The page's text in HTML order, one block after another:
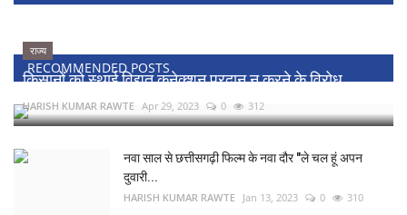
RECOMMENDED POSTS
राज्य
किसानों को स्थाई विद्युत कनेक्शन प्रदान न करने के विरोध...
HARISH KUMAR RAWTE Apr 29, 2023 0 312
नवा साल से छत्तीसगढ़ी फिल्म के नवा दौर "ले चल हूं अपन
दुवारी...
HARISH KUMAR RAWTE Jan 13, 2023 0 310